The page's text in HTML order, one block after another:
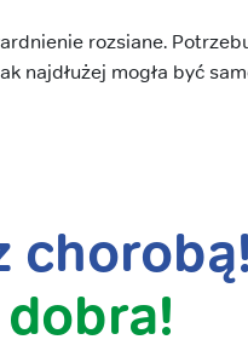
rozsiane.
najdłużej mogła być
chorobą!